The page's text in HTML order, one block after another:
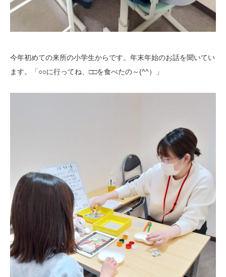
今年初めての来所の小学生からです。年末年始のお話を聞いてい
ます。「○○に行ってね、□□を食べたの～(^^）」